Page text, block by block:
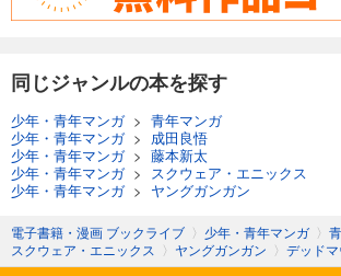
同じジャンルの本を探す
少年・青年マンガ> 青年マンガ
少年・青年マンガ> 成田良悟
少年・青年マンガ> 藤本新太
少年・青年マンガ>
スクウェア・エニックス
少年・青年マンガ> ヤングガンガン
電子書籍・漫画 ブックライブ 〉 少年・青年マンガ 〉
スクウェア・エニックス 〉 ヤングガンガン 〉 デッド